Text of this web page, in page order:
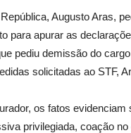
Augusto Aras,
para apurar as
pediu demissão do
solicitadas ao STF,
os fatos
privilegiada, coação